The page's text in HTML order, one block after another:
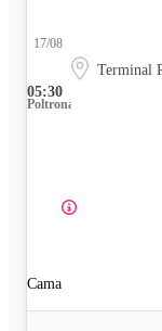
05:30
17/08
Terminal
Poltrona
Cama